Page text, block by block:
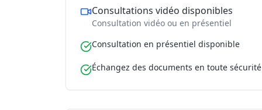
Consultations vidéo disponibles
Consultation vidéo ou en présentiel
Consultation en présentiel disponible
Échangez des documents en toute sécurité